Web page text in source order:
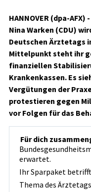
HANNOVER (dpa-
Nina Warken (CDU)
Deutschen Ärztetags
Mittelpunkt steht ihr
finanziellen
Krankenkassen. Es
Vergütungen der
protestieren gegen
vor Folgen für das
Für dich
erwartet.
Ihr Sparpaket
Thema des